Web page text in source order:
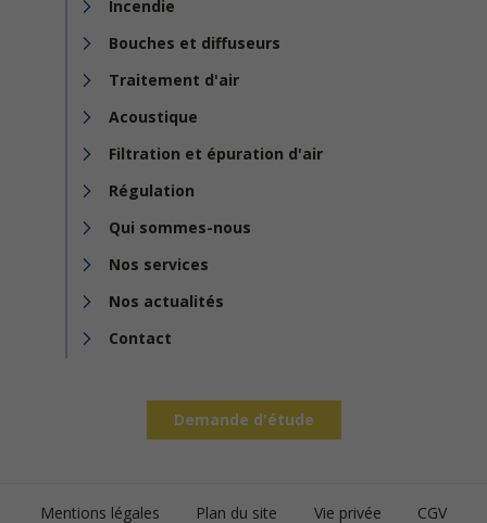
Incendie
Bouches et diffuseurs
Traitement d'air
Acoustique
Filtration et épuration d'air
Régulation
Qui sommes-nous
Nos services
Nos actualités
Contact
Demande d'étude
Footer
Mentions légales Plan du site Vie privée CGV